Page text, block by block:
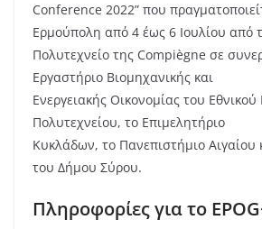
Conference 2022” που
Ερμούπολη από 4 έως 6 Ιουλίου από
Πολυτεχνείο της Compiègne σε
Εργαστήριο Βιομηχανικής και
Ενεργειακής Οικονομίας του
Πολυτεχνείου, το Επιμελητήριο
Κυκλάδων, το Πανεπιστήμιο Αιγαίου
του Δήμου Σύρου.
Πληροφορίες για το